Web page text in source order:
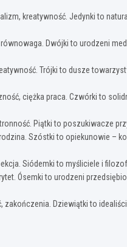
kreatywność. Jedynki to
Dwójki to urodzeni
Trójki to dusze
ciężka praca. Czwórki to
Piątki to poszukiwacze
Szóstki to opiekunowie –
Siódemki to myśliciele i
Ósemki to urodzeni
zakończenia. Dziewiątki to